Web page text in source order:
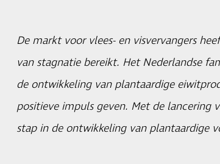
De markt voor vlees- en visvervangers
van stagnatie bereikt. Het Nederlandse
de ontwikkeling van plantaardige
positieve impuls geven. Met de lancering
stap in de ontwikkeling van plantaardige